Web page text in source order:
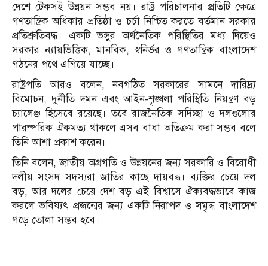
দেশে টেকসই উন্নয়ন সম্ভব নয়। রাষ্ট্র পরিচালনার প্রতিটি ক্ষেত্রে
গণতান্ত্রিক অধিকার প্রতিষ্ঠা ও চর্চা নিশ্চিত করতে বর্তমান সরকার
প্রতিশ্রুতিবদ্ধ। একটি ভঙ্গুর অর্থনৈতিক পরিস্থিতির মধ্য দিয়েও
সরকার ন্যায়ভিত্তিক, মানবিক, স্বনির্ভর ও গণতান্ত্রিক বাংলাদেশ
গঠনের পথে এগিয়ে যাচ্ছে।
রাষ্ট্রপতি আরও বলেন, নবগঠিত সরকারের সামনে দারিদ্র্য
বিমোচন, দুর্নীতি দমন এবং আইন-শৃঙ্খলা পরিস্থিতি নিয়ন্ত্রণ বড়
চ্যালেঞ্জ হিসেবে রয়েছে। তবে রাজনৈতিক সদিচ্ছা ও দলগুলোর
পারস্পরিক ঐকমত্য থাকলে এসব বাধা অতিক্রম করা সম্ভব বলে
তিনি আশা প্রকাশ করেন।
তিনি বলেন, জাতীয় অগ্রগতি ও উন্নয়নের জন্য সরকারি ও বিরোধী
দলীয় সংসদ সদস্যরা জাতির কাছে দায়বদ্ধ। ব্যক্তির চেয়ে দল
বড়, আর দলের চেয়ে দেশ বড় এই বিশ্বাসে ঐক্যবদ্ধভাবে কাজ
করলে ভবিষ্যৎ প্রজন্মের জন্য একটি নিরাপদ ও সমৃদ্ধ বাংলাদেশ
গড়ে তোলা সম্ভব হবে।